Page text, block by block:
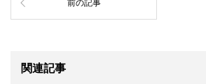
前の記事
関連記事